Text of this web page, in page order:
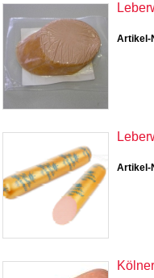
Artikel-
Artikel-